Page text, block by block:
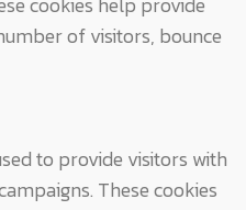
of visitors, bounce
to provide visitors with
These cookies